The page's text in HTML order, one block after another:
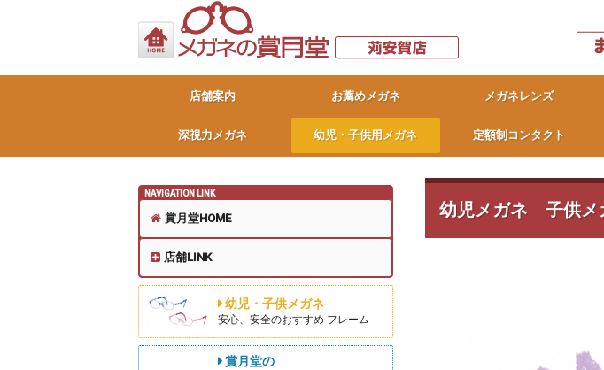
店舗案内 お薦めメガネ メガネレンズ
深視力メガネ 幼児・子供用メガネ 定額制コンタクト
幼児メガネ 子供メ
NAVIGATION LINK
賞月堂HOME
店舗LINK
幼児・子供メガネ
安心、安全のおすすめ フレーム
賞月堂の